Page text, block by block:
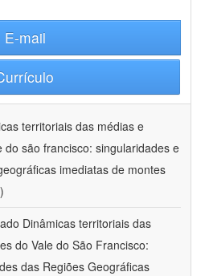
E-mail
territoriais das médias e
são francisco: singularidades e
imediatas de montes
Dinâmicas territoriais das
do Vale do São Francisco:
das Regiões Geográficas